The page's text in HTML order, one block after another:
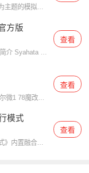
《睡觉模拟器》是一款以睡觉为主题的模拟游戏，玩家在游戏中扮演一个需要睡觉的人物，通过不同的操作模拟睡觉的过程。游戏中包含了丰富的场景和道具，玩家可以根据自己的喜好和需要选择不同的场景和道具，来达到更好
方版
查看
【希尔微1 78魔改版简介】 希尔微1 78魔改版是一款深受玩家喜爱的角色扮演类游戏，该版本在原作基础上进行了大量创新和优化，为玩家带来了更加丰富的游戏体验和更加精彩的剧情发展。玩家将扮演一名救助了受
查看
模式
《植物大战僵尸融合版旅行模式》内置融合玩法的旅行模式，旅行模式可以把不同地图进行完美的混合在一起，玩法体验过程让玩家能够面对各种的挑战进行对抗，操作体验感觉也会变得十分的有趣。让玩家可以在在这里感受焕
查看